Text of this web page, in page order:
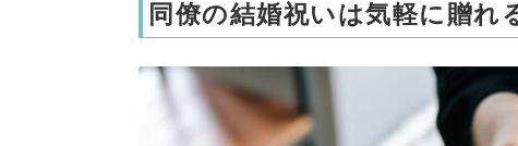
同僚の結婚祝いは気軽に贈れ